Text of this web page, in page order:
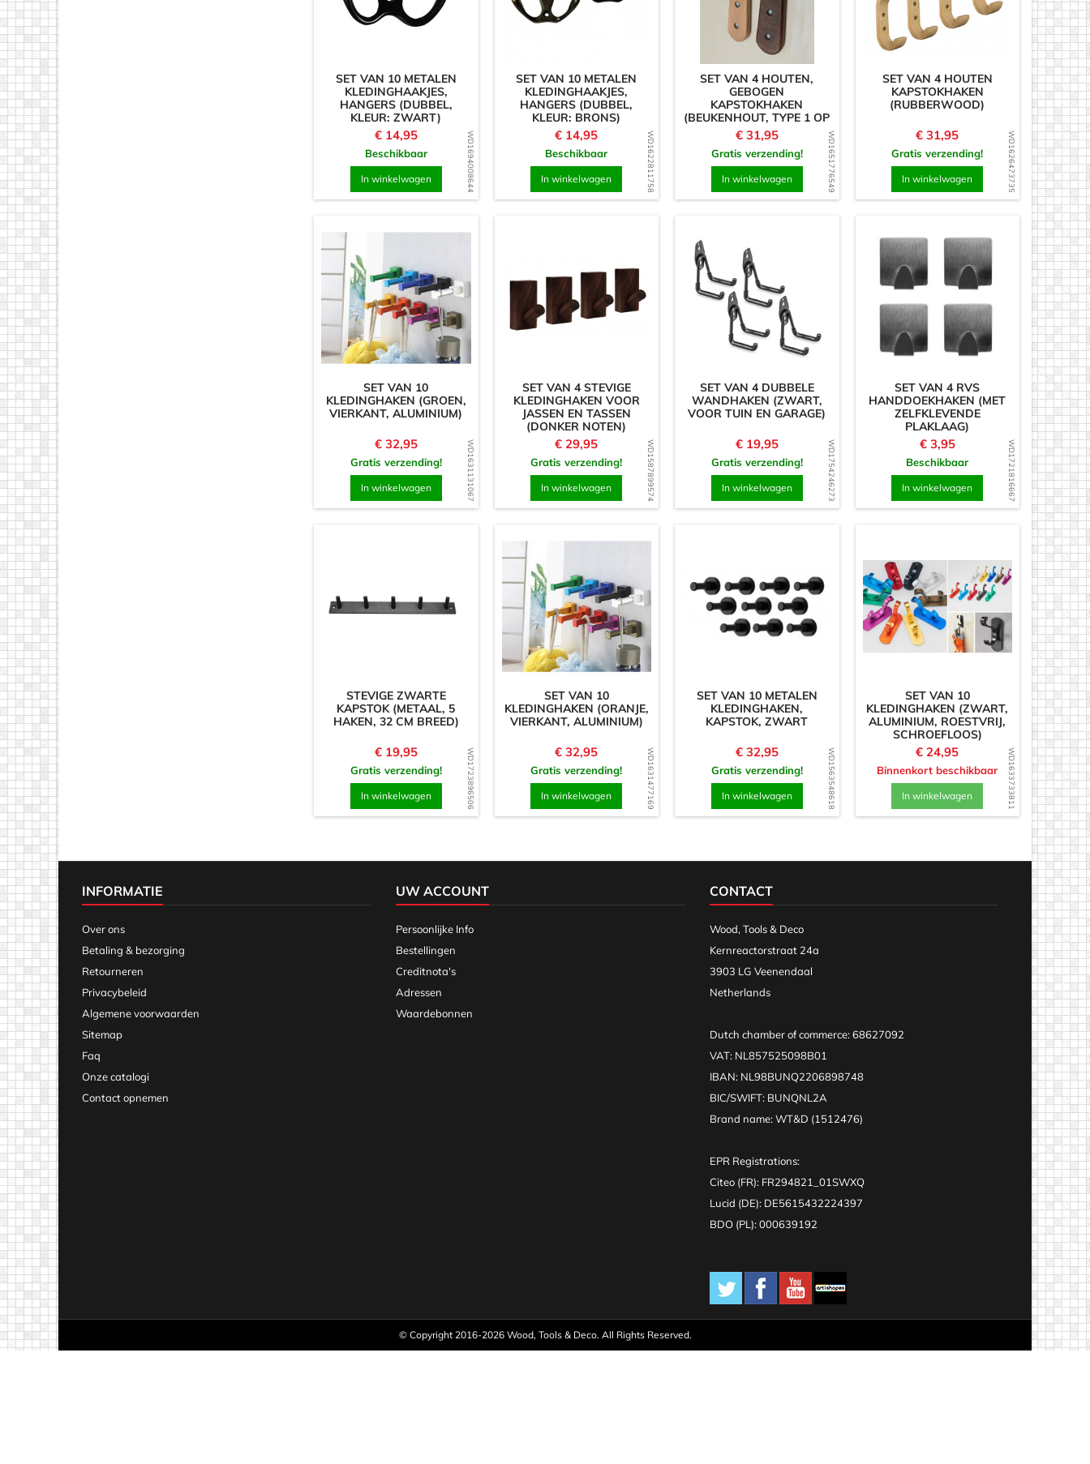
WD1694008644
SET VAN 10 METALEN
KLEDINGHAAKJES,
HANGERS (DUBBEL,
KLEUR: ZWART)
Prijs
€ 14,95
Beschikbaar
In winkelwagen WD1622811758
SET VAN 10 METALEN
KLEDINGHAAKJES,
HANGERS (DUBBEL,
KLEUR: BRONS)
Prijs
€ 14,95
Beschikbaar
In winkelwagen WD1651776549
SET VAN 4 HOUTEN,
GEBOGEN
KAPSTOKHAKEN
(BEUKENHOUT, TYPE 1 OP
FOTO)
Prijs
€ 31,95
Gratis verzending!
In winkelwagen WD1626473735
SET VAN 4 HOUTEN
KAPSTOKHAKEN
(RUBBERWOOD)
Prijs
€ 31,95
Gratis verzending!
In winkelwagen
WD1631131067
SET VAN 10
KLEDINGHAKEN (GROEN,
VIERKANT, ALUMINIUM)
Prijs
€ 32,95
Gratis verzending!
In winkelwagen WD1587899574
SET VAN 4 STEVIGE
KLEDINGHAKEN VOOR
JASSEN EN TASSEN
(DONKER NOTEN)
Prijs
€ 29,95
Gratis verzending!
In winkelwagen WD1754246273
SET VAN 4 DUBBELE
WANDHAKEN (ZWART,
VOOR TUIN EN GARAGE)
Prijs
€ 19,95
Gratis verzending!
In winkelwagen WD1721816667
SET VAN 4 RVS
HANDDOEKHAKEN (MET
ZELFKLEVENDE
PLAKLAAG)
Prijs
€ 3,95
Beschikbaar
In winkelwagen
WD1723896506
STEVIGE ZWARTE
KAPSTOK (METAAL, 5
HAKEN, 32 CM BREED)
Prijs
€ 19,95
Gratis verzending!
In winkelwagen WD1631477169
SET VAN 10
KLEDINGHAKEN (ORANJE,
VIERKANT, ALUMINIUM)
Prijs
€ 32,95
Gratis verzending!
In winkelwagen WD1563548618
SET VAN 10 METALEN
KLEDINGHAKEN,
KAPSTOK, ZWART
Prijs
€ 32,95
Gratis verzending!
In winkelwagen WD1633733811
SET VAN 10
KLEDINGHAKEN (ZWART,
ALUMINIUM, ROESTVRIJ,
SCHROEFLOOS)
Prijs
€ 24,95
Binnenkort beschikbaar
In winkelwagen
INFORMATIE
Over ons
Betaling & bezorging
Retourneren
Privacybeleid
Algemene voorwaarden
Sitemap
Faq
Onze catalogi
Contact opnemen
UW ACCOUNT
Persoonlijke Info
Bestellingen
Creditnota's
Adressen
Waardebonnen
CONTACT
Wood, Tools & Deco
Kernreactorstraat 24a
3903 LG Veenendaal
Netherlands
Dutch chamber of commerce: 68627092
VAT: NL857525098B01
IBAN: NL98BUNQ2206898748
BIC/SWIFT: BUNQNL2A
Brand name: WT&D (1512476)
EPR Registrations:
Citeo (FR): FR294821_01SWXQ
Lucid (DE): DE5615432224397
BDO (PL): 000639192
© Copyright 2016-2026 Wood, Tools & Deco. All Rights Reserved.